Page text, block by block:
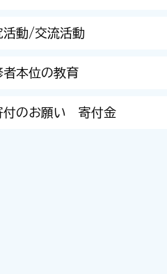
活動/交流活動
者本位の教育
付のお願い 寄付金